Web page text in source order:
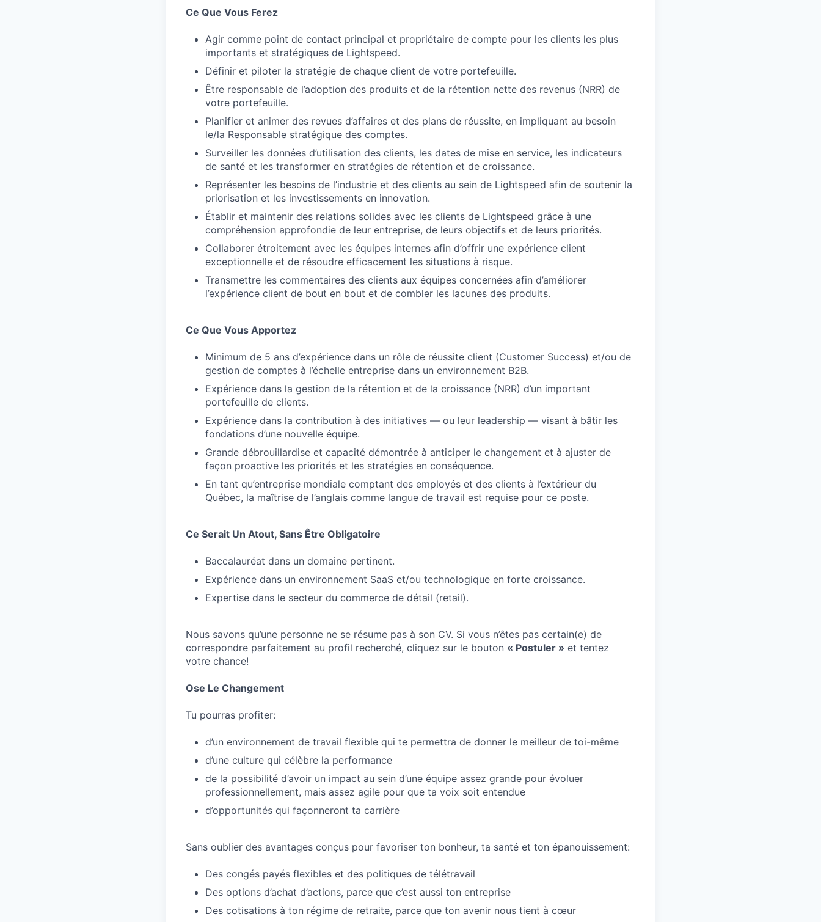
Ce Que Vous Ferez
Agir comme point de contact principal et propriétaire de compte pour les clients les plus
importants et stratégiques de Lightspeed.
Définir et piloter la stratégie de chaque client de votre portefeuille.
Être responsable de l’adoption des produits et de la rétention nette des revenus (NRR) de
votre portefeuille.
Planifier et animer des revues d’affaires et des plans de réussite, en impliquant au besoin
le/la Responsable stratégique des comptes.
Surveiller les données d’utilisation des clients, les dates de mise en service, les indicateurs
de santé et les transformer en stratégies de rétention et de croissance.
Représenter les besoins de l’industrie et des clients au sein de Lightspeed afin de soutenir la
priorisation et les investissements en innovation.
Établir et maintenir des relations solides avec les clients de Lightspeed grâce à une
compréhension approfondie de leur entreprise, de leurs objectifs et de leurs priorités.
Collaborer étroitement avec les équipes internes afin d’offrir une expérience client
exceptionnelle et de résoudre efficacement les situations à risque.
Transmettre les commentaires des clients aux équipes concernées afin d’améliorer
l’expérience client de bout en bout et de combler les lacunes des produits.
Ce Que Vous Apportez
Minimum de 5 ans d’expérience dans un rôle de réussite client (Customer Success) et/ou de
gestion de comptes à l’échelle entreprise dans un environnement B2B.
Expérience dans la gestion de la rétention et de la croissance (NRR) d’un important
portefeuille de clients.
Expérience dans la contribution à des initiatives — ou leur leadership — visant à bâtir les
fondations d’une nouvelle équipe.
Grande débrouillardise et capacité démontrée à anticiper le changement et à ajuster de
façon proactive les priorités et les stratégies en conséquence.
En tant qu’entreprise mondiale comptant des employés et des clients à l’extérieur du
Québec, la maîtrise de l’anglais comme langue de travail est requise pour ce poste.
Ce Serait Un Atout, Sans Être Obligatoire
Baccalauréat dans un domaine pertinent.
Expérience dans un environnement SaaS et/ou technologique en forte croissance.
Expertise dans le secteur du commerce de détail (retail).
Nous savons qu’une personne ne se résume pas à son CV. Si vous n’êtes pas certain(e) de
correspondre parfaitement au profil recherché, cliquez sur le bouton « Postuler » et tentez
votre chance!
Ose Le Changement
Tu pourras profiter:
d’un environnement de travail flexible qui te permettra de donner le meilleur de toi-même
d’une culture qui célèbre la performance
de la possibilité d’avoir un impact au sein d’une équipe assez grande pour évoluer
professionnellement, mais assez agile pour que ta voix soit entendue
d’opportunités qui façonneront ta carrière
Sans oublier des avantages conçus pour favoriser ton bonheur, ta santé et ton épanouissement:
Des congés payés flexibles et des politiques de télétravail
Des options d’achat d’actions, parce que c’est aussi ton entreprise
Des cotisations à ton régime de retraite, parce que ton avenir nous tient à cœur